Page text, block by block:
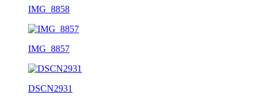
IMG_8858
IMG_8857
DSCN2931